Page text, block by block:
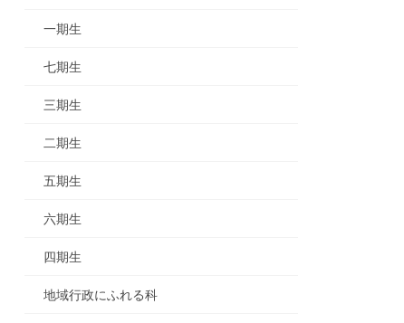
一期生
七期生
三期生
二期生
五期生
六期生
四期生
地域行政にふれる科